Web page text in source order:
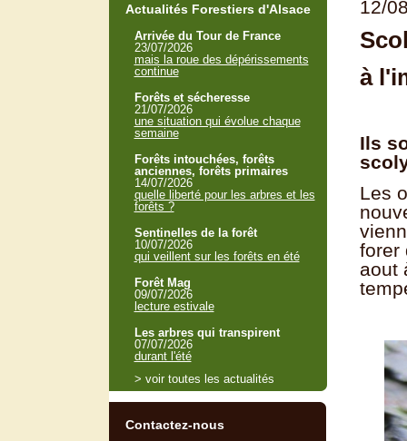
12/
à
Ils
Les
forer
aout
Actualités Forestiers d'Alsace
Arrivée du Tour de France
23/07/2026
mais la roue des dépérissements
continue
Forêts et sécheresse
21/07/2026
une situation qui évolue chaque
semaine
Forêts intouchées, forêts
anciennes, forêts primaires
14/07/2026
quelle liberté pour les arbres et les
forêts ?
Sentinelles de la forêt
10/07/2026
qui veillent sur les forêts en été
Forêt Mag
09/07/2026
lecture estivale
Les arbres qui transpirent
07/07/2026
durant l'été
> voir toutes les actualités
Contactez-nous